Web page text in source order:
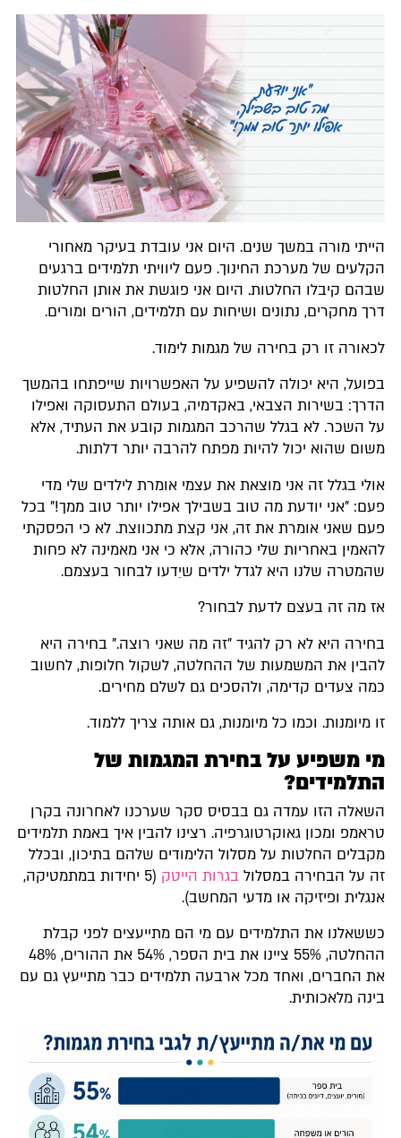
הייתי מורה במשך שנים. היום אני עובדת בעיקר מאחורי
הקלעים של מערכת החינוך. פעם ליוויתי תלמידים ברגעים
שבהם קיבלו החלטות. היום אני פוגשת את אותן החלטות
דרך מחקרים, נתונים ושיחות עם תלמידים, הורים ומורים.
לכאורה זו רק בחירה של מגמות לימוד.
בפועל, היא יכולה להשפיע על האפשרויות שייפתחו בהמשך
הדרך: בשירות הצבאי, באקדמיה, בעולם התעסוקה ואפילו
על השכר. לא בגלל שהרכב המגמות קובע את העתיד, אלא
משום שהוא יכול להיות מפתח להרבה יותר דלתות.
אולי בגלל זה אני מוצאת את עצמי אומרת לילדים שלי מדי
פעם: "אני יודעת מה טוב בשבילך אפילו יותר טוב ממך!" בכל
פעם שאני אומרת את זה, אני קצת מתכווצת. לא כי הפסקתי
להאמין באחריות שלי כהורה, אלא כי אני מאמינה לא פחות
שהמטרה שלנו היא לגדל ילדים שיֵדעו לבחור בעצמם.
אז מה זה בעצם לדעת לבחור?
בחירה היא לא רק להגיד "זה מה שאני רוצה." בחירה היא
להבין את המשמעות של ההחלטה, לשקול חלופות, לחשוב
כמה צעדים קדימה, ולהסכים גם לשלם מחירים.
זו מיומנות. וכמו כל מיומנות, גם אותה צריך ללמוד.
מי משפיע על בחירת המגמות של
התלמידים?
השאלה הזו עמדה גם בבסיס סקר שערכנו לאחרונה בקרן
טראמפ ומכון גאוקרטוגרפיה. רצינו להבין איך באמת תלמידים
מקבלים החלטות על מסלול הלימודים שלהם בתיכון, ובכלל
זה על הבחירה במסלול בגרות הייטק
(5 יחידות במתמטיקה,
אנגלית ופיזיקה או מדעי המחשב).
כששאלנו את התלמידים עם מי הם מתייעצים לפני קבלת
ההחלטה, 55% ציינו את בית הספר, 54% את ההורים, 48%
את החברים, ואחד מכל ארבעה תלמידים כבר מתייעץ גם עם
בינה מלאכותית.